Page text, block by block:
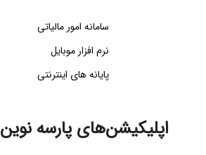
سامانه امور مالیاتی
نرم افزار موبایل
پایانه های اینترنتی
اپلیکیشن‌های پارسه نوین